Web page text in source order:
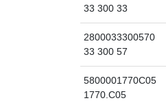
33 300 33
2800033300570
33 300 57
5800001770C05
1770.C05